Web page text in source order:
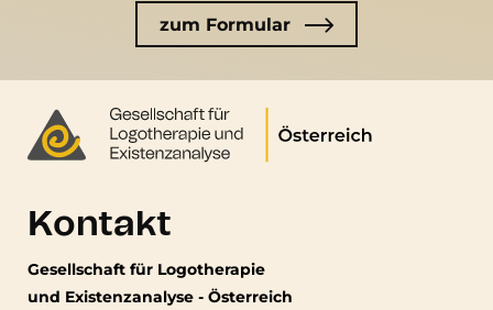
zum Formular
Kontakt
Gesellschaft für Logotherapie
und Existenzanalyse - Österreich